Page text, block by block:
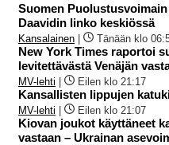
Suomen
Daavidin linko keskiössä
Kansalainen Tänään klo
New York Times raportoi
levitettävästä Venäjän
MV-lehti Eilen klo 21:17
Kansallisten lippujen
MV-lehti Eilen klo 21:07
Kiovan joukot käyttäneet
vastaan – Ukrainan